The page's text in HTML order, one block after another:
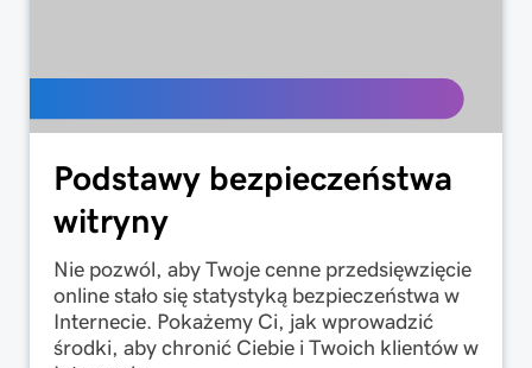
Podstawy bezpieczeństwa
witryny
Nie pozwól, aby Twoje cenne przedsięwzięcie
online stało się statystyką bezpieczeństwa w
Internecie. Pokażemy Ci, jak wprowadzić
środki, aby chronić Ciebie i Twoich klientów w